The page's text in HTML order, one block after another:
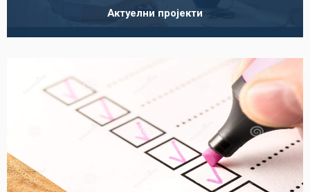
Актуелни пројекти